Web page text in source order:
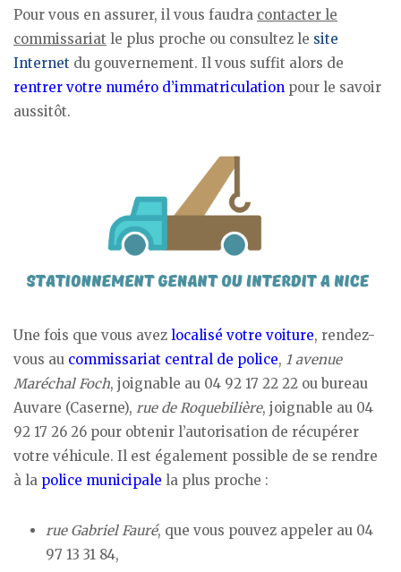
Pour vous en assurer, il vous faudra contacter le
commissariat le plus proche ou consultez le site
Internet du gouvernement. Il vous suffit alors de
rentrer votre numéro d’immatriculation pour le savoir
aussitôt.
Une fois que vous avez localisé votre voiture, rendez-
vous au commissariat central de police, 1 avenue
Maréchal Foch, joignable au 04 92 17 22 22 ou bureau
Auvare (Caserne), rue de Roquebilière, joignable au 04
92 17 26 26 pour obtenir l’autorisation de récupérer
votre véhicule. Il est également possible de se rendre
à la police municipale la plus proche :
rue Gabriel Fauré, que vous pouvez appeler au 04
97 13 31 84,